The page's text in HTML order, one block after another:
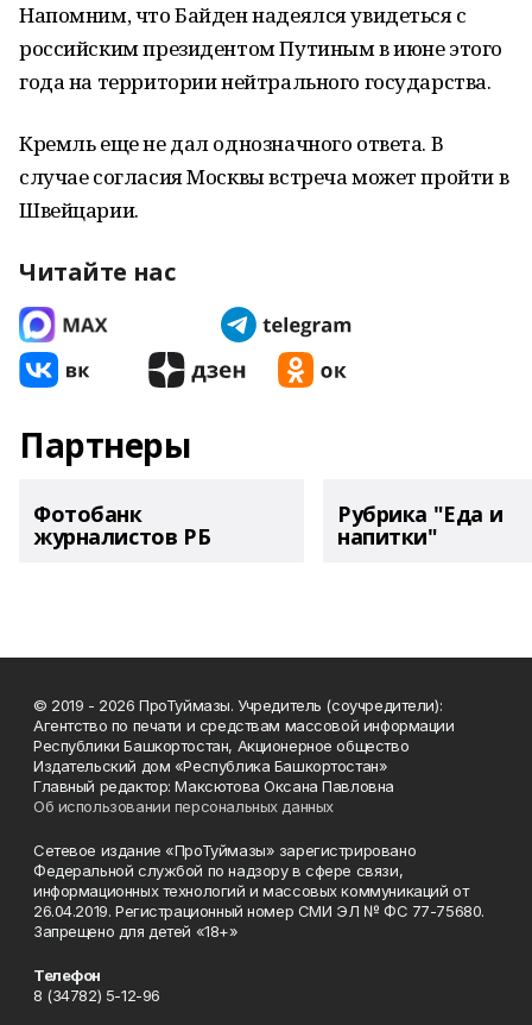
Напомним, что Байден надеялся увидеться с
российским президентом Путиным в июне этого
года на территории нейтрального государства.
Кремль еще не дал однозначного ответа. В
случае согласия Москвы встреча может пройти в
Швейцарии.
Читайте нас
Партнеры
Фотобанк
журналистов РБ
Рубрика "Еда и
напитки"
© 2019 - 2026 ПроТуймазы. Учредитель (соучредители):
Агентство по печати и средствам массовой информации
Республики Башкортостан, Акционерное общество
Издательский дом «Республика Башкортостан»
Главный редактор: Максютова Оксана Павловна
Об использовании персональных данных
Сетевое издание «ПроТуймазы» зарегистрировано
Федеральной службой по надзору в сфере связи,
информационных технологий и массовых коммуникаций от
26.04.2019. Регистрационный номер СМИ ЭЛ № ФС 77-75680.
Запрещено для детей «18+»
Телефон
8 (34782) 5-12-96